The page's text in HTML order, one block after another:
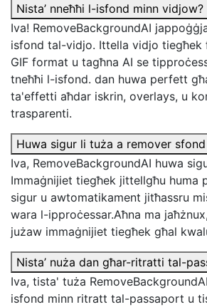
Nista’ nneħħi l-isfond minn vidjow?
Iva! RemoveBackgroundAI
isfond tal-vidjo. Ittella vidjo tiegħek
GIF format u tagħna AI se
tneħħi l-isfond. dan huwa perfett
ta'effetti aħdar iskrin, overlays, u
trasparenti.
Huwa sigur li tuża a remover sfond
Iva, RemoveBackgroundAI huwa
Immaġnijiet tiegħek jittellgħu huma
sigur u awtomatikament jitħassru
wara l-ipproċessar.Aħna ma
jużaw immaġnijiet tiegħek għal
Nista’ nuża dan għar-ritratti tal-
Iva, tista' tuża
isfond minn ritratt tal-passaport u